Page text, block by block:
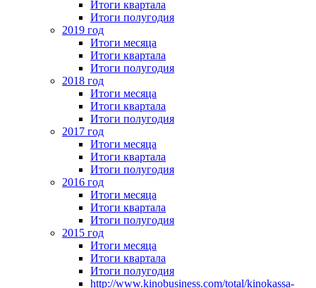
Итоги квартала
Итоги полугодия
2019 год
Итоги месяца
Итоги квартала
Итоги полугодия
2018 год
Итоги месяца
Итоги квартала
Итоги полугодия
2017 год
Итоги месяца
Итоги квартала
Итоги полугодия
2016 год
Итоги месяца
Итоги квартала
Итоги полугодия
2015 год
Итоги месяца
Итоги квартала
Итоги полугодия
http://www.kinobusiness.com/total/kinokassa-